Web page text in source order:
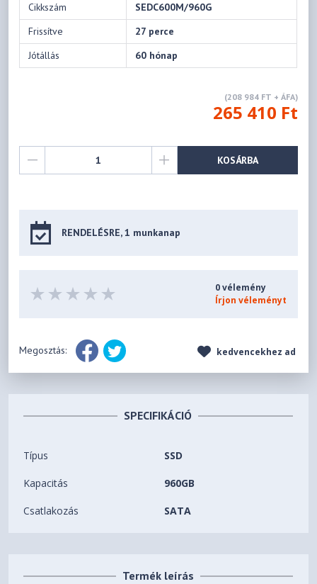
Cikkszám
SEDC600M/960G
Frissítve
27 perce
Jótállás
60 hónap
(208 984 FT + ÁFA)
265 410 Ft
KOSÁRBA
RENDELÉSRE, 1 munkanap
0 vélemény
Írjon véleményt
Megosztás: kedvencekhez ad
SPECIFIKÁCIÓ
Típus SSD
Kapacitás 960GB
Csatlakozás SATA
Termék leírás